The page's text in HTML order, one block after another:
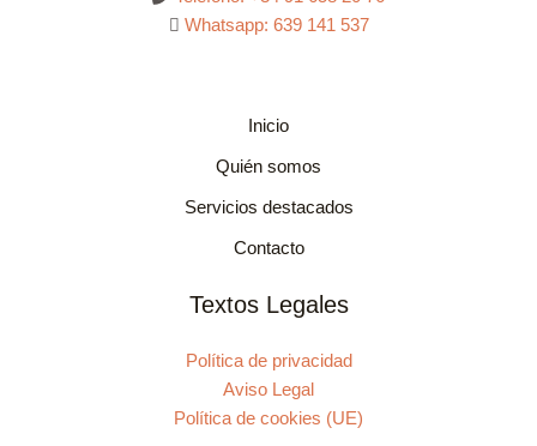
Whatsapp: 639 141 537
Inicio
Quién somos
Servicios destacados
Contacto
Textos Legales
Política de privacidad
Aviso Legal
Política de cookies (UE)